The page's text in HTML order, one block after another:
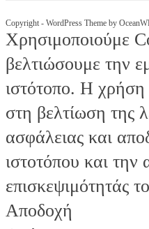
Copyright - WordPress Theme by
Χρησιμοποιούμε
βελτιώσουμε την
ιστότοπο. Η
στη βελτίωση της
ασφάλειας και
ιστοτόπου και την
επισκεψιμότητάς
Αποδοχή